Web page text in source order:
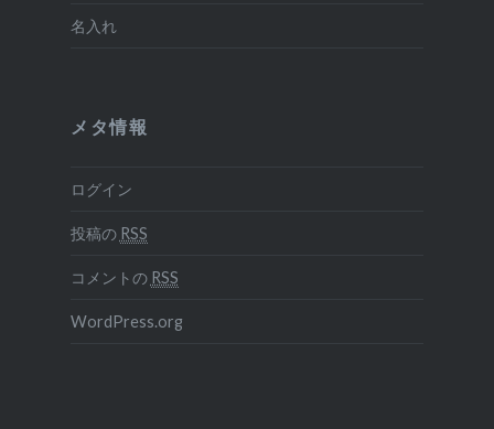
名入れ
メタ情報
ログイン
投稿の RSS
コメントの RSS
WordPress.org